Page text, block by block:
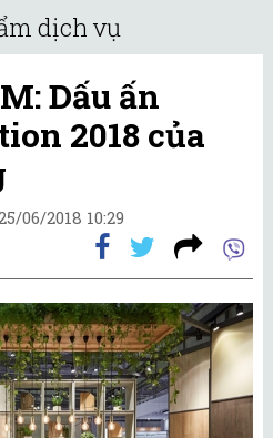
dịch vụ
Dấu ấn
2018 của
06/2018 10:29